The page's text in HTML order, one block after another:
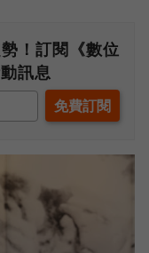
！訂閱《數位
訊息